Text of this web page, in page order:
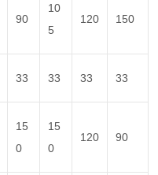
90
10
5
120 150
33 33 33 33
15
0
15
0
120 90